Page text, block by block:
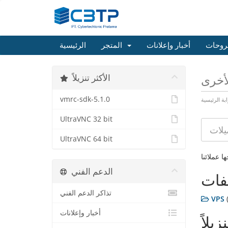
الرئيسية أخبار وإعلانات
الرئيسية
عملائنا
VPS
الأكثر تنزيلاً
vmrc-sdk-5.1.0
UltraVNC 32 bit
UltraVNC 64 bit
الدعم الفني
تذاكر الدعم الفني
أخبار وإعلانات